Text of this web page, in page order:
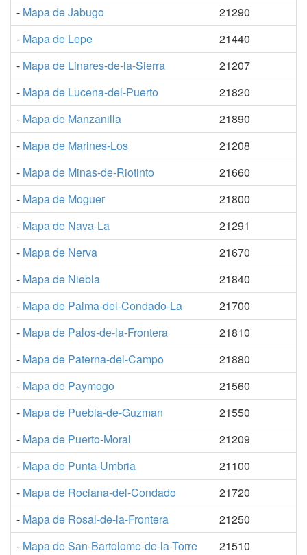
- Mapa de Jabugo
21290
- Mapa de Lepe
21440
- Mapa de Linares-de-la-Sierra
21207
- Mapa de Lucena-del-Puerto
21820
- Mapa de Manzanilla
21890
- Mapa de Marines-Los
21208
- Mapa de Minas-de-Riotinto
21660
- Mapa de Moguer
21800
- Mapa de Nava-La
21291
- Mapa de Nerva
21670
- Mapa de Niebla
21840
- Mapa de Palma-del-Condado-La
21700
- Mapa de Palos-de-la-Frontera
21810
- Mapa de Paterna-del-Campo
21880
- Mapa de Paymogo
21560
- Mapa de Puebla-de-Guzman
21550
- Mapa de Puerto-Moral
21209
- Mapa de Punta-Umbria
21100
- Mapa de Rociana-del-Condado
21720
- Mapa de Rosal-de-la-Frontera
21250
- Mapa de San-Bartolome-de-la-Torre
21510